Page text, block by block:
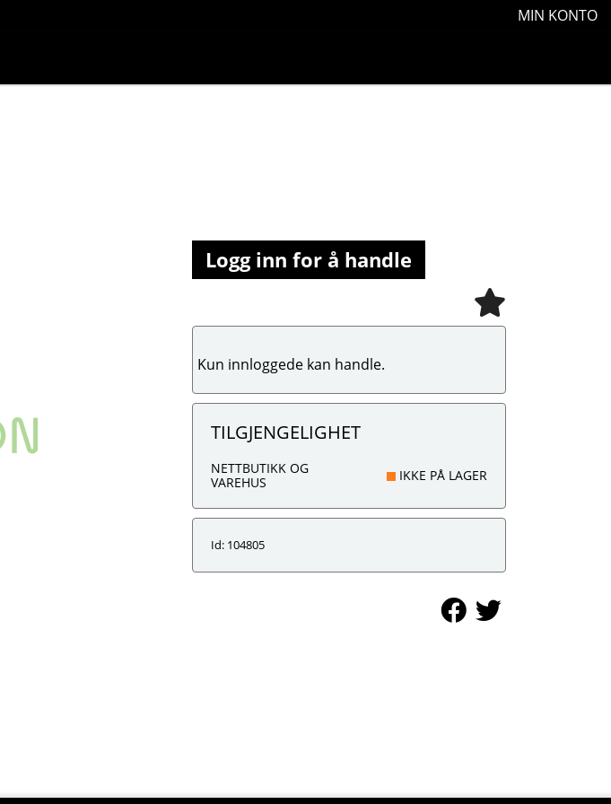
MIN KONTO
Logg inn for å handle
Kun innloggede kan handle.
TILGJENGELIGHET
NETTBUTIKK OG
VAREHUS
IKKE PÅ LAGER
Id: 104805